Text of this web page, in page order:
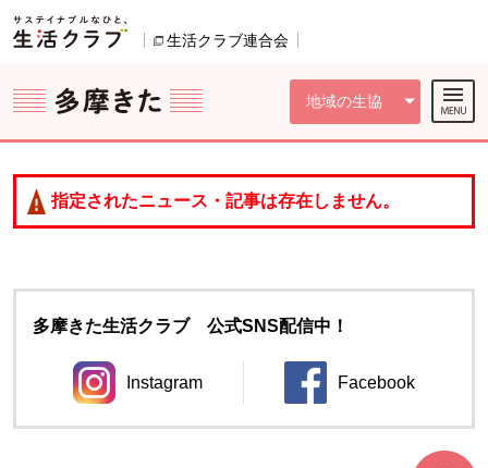
ページの先頭です。
生活クラブ連合会
地域の生協
ここからサイト内共通メニューです。
サイト内共通メニューをスキップする
サイト内共通メニューここまで。
指定されたニュース・記事は存在しません。
多摩きた生活クラブ 公式SNS配信中！
Instagram
別のウィンドウで開きます。
Facebook
別のウィンドウ